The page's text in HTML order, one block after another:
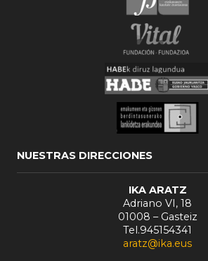
NUESTRAS DIRECCIONES
IKA ARATZ
Adriano VI, 18
01008 – Gasteiz
Tel.945154341
aratz@ika.eus